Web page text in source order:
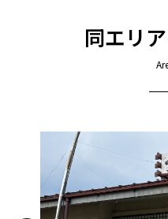
同エリ